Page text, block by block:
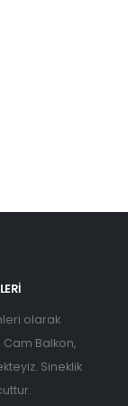
olarak
Cam Balkon,
Sineklik